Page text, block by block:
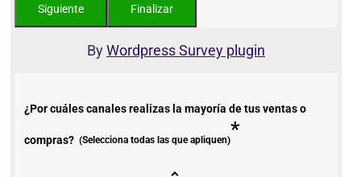
ByWordpress Survey plugin
¿Por cuáles canales realizas la mayoría de tus ventas o
compras? (Selecciona todas las que apliquen)*